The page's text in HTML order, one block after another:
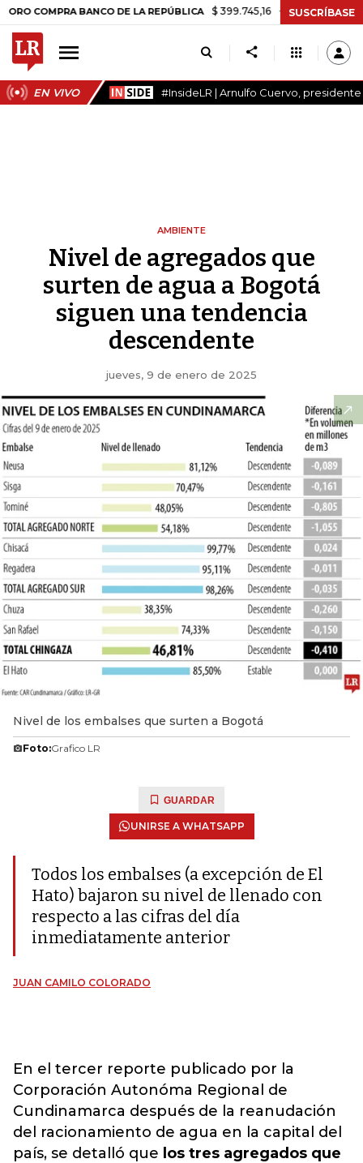
BANCO DE LA REPÚBLICA $ 399.745,16 +$ 2.295,71 +0,58%
SUSCRÍBASE
EN VIVO #InsideLR | Arnulfo Cuervo,
AMBIENTE
Nivel de agregados que
surten de agua a Bogotá
siguen una tendencia
descendente
jueves, 9 de enero de 2025
Nivel de los embalses que surten a Bogotá
Foto:Grafico LR
GUARDAR
UNIRSE A WHATSAPP
Todos los embalses (a excepción de El
Hato) bajaron su nivel de llenado con
respecto a las cifras del día
inmediatamente anterior
JUAN CAMILO COLORADO
En el tercer reporte publicado por la
Corporación Autonóma Regional de
Cundinamarca después de la reanudación
del racionamiento de agua en la capital del
país, se detalló que los tres agregados que